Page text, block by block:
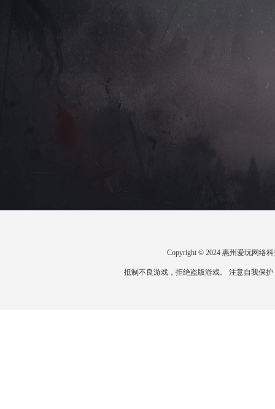
Copyright © 2024 惠州爱玩网络
抵制不良游戏，拒绝盗版游戏。 注意自我保